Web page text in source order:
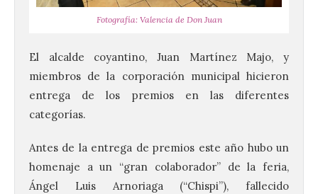
Fotografía: Valencia de Don Juan
El alcalde coyantino, Juan Martínez Majo, y
miembros de la corporación municipal hicieron
entrega de los premios en las diferentes
categorías.
Antes de la entrega de premios este año hubo un
homenaje a un “gran colaborador” de la feria,
Ángel Luis Arnoriaga (“Chispi”), fallecido